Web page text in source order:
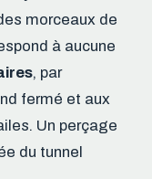
morceaux de
à aucune
, par
fermé et aux
Un perçage
du tunnel